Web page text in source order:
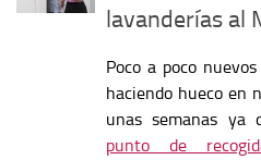
lavanderías al
Poco a poco
haciendo hueco en
unas semanas ya
punto de